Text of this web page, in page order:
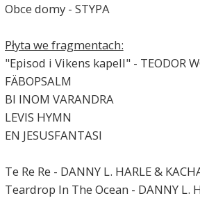
Obce domy - STYPA
Płyta we fragmentach:
"Episod i Vikens kapell" - TEODOR
FÄBOPSALM
BI INOM VARANDRA
LEVIS HYMN
EN JESUSFANTASI
Te Re Re - DANNY L. HARLE &
Teardrop In The Ocean - DANNY L.